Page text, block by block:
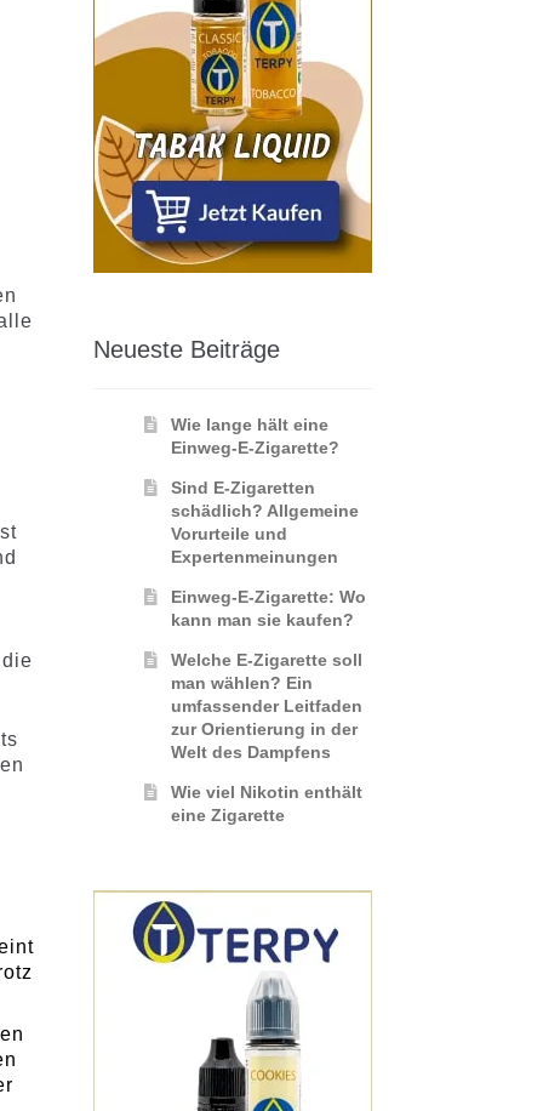
Neueste Beiträge
Wie lange hält eine
Einweg-E-Zigarette?
Sind E-Zigaretten
schädlich? Allgemeine
Vorurteile und
Expertenmeinungen
Einweg-E-Zigarette: Wo
kann man sie kaufen?
Welche E-Zigarette soll
man wählen? Ein
umfassender Leitfaden
zur Orientierung in der
Welt des Dampfens
Wie viel Nikotin enthält
eine Zigarette